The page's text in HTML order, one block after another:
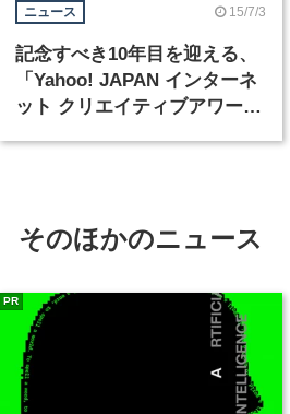
ニュース 15/7/3
記念すべき10年目を迎える、
「Yahoo! JAPAN インターネ
ット クリエイティブアワード
そのほかのニュース
PR